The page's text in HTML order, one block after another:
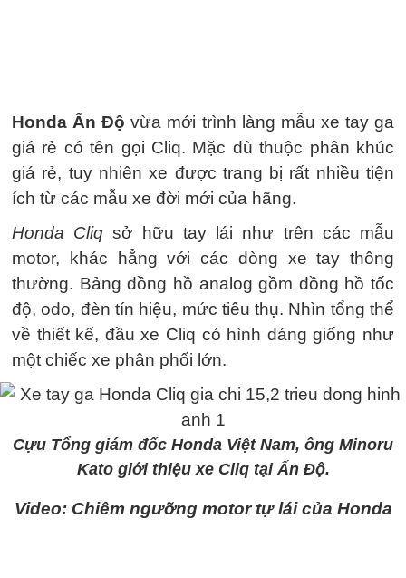
Honda Ấn Độ vừa mới trình làng mẫu xe tay ga
giá rẻ có tên gọi Cliq. Mặc dù thuộc phân khúc
giá rẻ, tuy nhiên xe được trang bị rất nhiều tiện
ích từ các mẫu xe đời mới của hãng.
Honda Cliq sở hữu tay lái như trên các mẫu
motor, khác hẳng với các dòng xe tay thông
thường. Bảng đồng hồ analog gồm đồng hồ tốc
độ, odo, đèn tín hiệu, mức tiêu thụ. Nhìn tổng thể
về thiết kế, đầu xe Cliq có hình dáng giống như
một chiếc xe phân phối lớn.
Cựu Tổng giám đốc Honda Việt Nam, ông Minoru
Kato giới thiệu xe Cliq tại Ấn Độ.
Video: Chiêm ngưỡng motor tự lái của Honda